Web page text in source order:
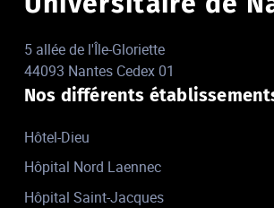
5 allée de l'Île-Gloriette
44093 Nantes Cedex 01
Nos différents
Hôtel-Dieu
Hôpital Nord Laennec
Hôpital Saint-Jacques